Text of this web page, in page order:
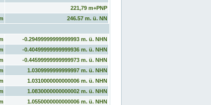
221,79 m+PNP
246.57 m. ü. NN
-0.29499999999999993 m. ü. NHN
-0.40499999999999936 m. ü. NHN
-0.44599999999999973 m. ü. NHN
1.0309999999999997 m. ü. NHN
1.0310000000000006 m. ü. NHN
1.0830000000000002 m. ü. NHN
1.0550000000000006 m. ü. NHN